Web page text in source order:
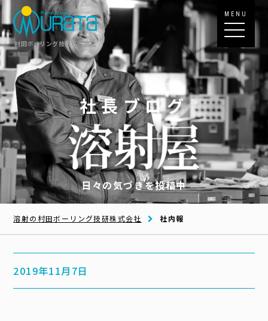
村田ボーリング技研株式会社
MENU
社長ブログ
日々の気づきを投稿中
溶射の村田ボーリング技研株式会社 社内報
2019年11月7日